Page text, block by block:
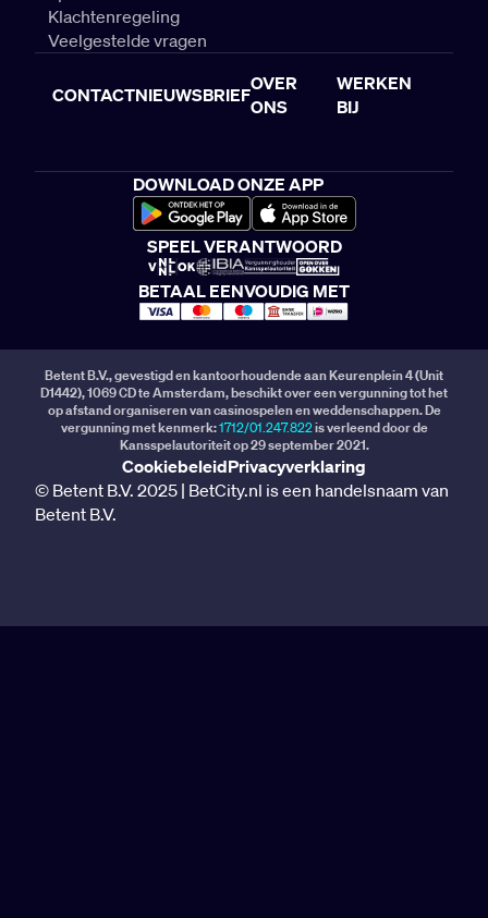
Klachtenregeling
Veelgestelde vragen
CONTACTNIEUWSBRIEF
OVER
ONS
WERKEN
BIJ
DOWNLOAD ONZE APP
SPEEL VERANTWOORD
BETAAL EENVOUDIG MET
Betent B.V., gevestigd en kantoorhoudende aan Keurenplein 4 (Unit
D1442), 1069 CD te Amsterdam, beschikt over een vergunning tot het
op afstand organiseren van casinospelen en weddenschappen. De
vergunning met kenmerk:1712/01.247.822is verleend door de
Kansspelautoriteit op 29 september 2021.
CookiebeleidPrivacyverklaring
© Betent B.V. 2025 | BetCity.nl is een handelsnaam van
Betent B.V.